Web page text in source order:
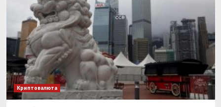
валюту
в
партнерстве
с
Ripple
Криптовалюта